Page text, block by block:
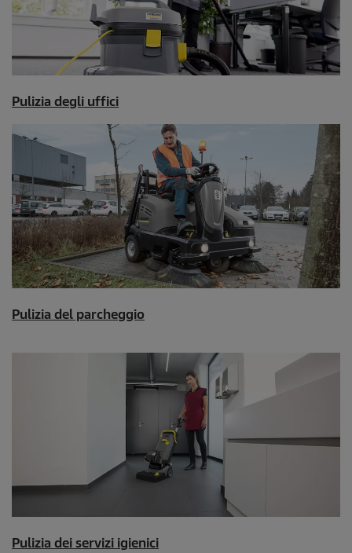
Pulizia degli uffici
Pulizia del parcheggio
Pulizia dei servizi igienici